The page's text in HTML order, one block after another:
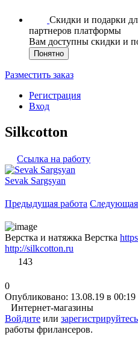
Скидки и подарки
партнеров платформы
Вам доступны скидки и
Понятно
Разместить заказ
Регистрация
Вход
Silkcotton
Ссылка на работу
Sevak Sargsyan
Предыдущая работа Следующая
Верстка и натяжка Верстка
http://silkcotton.ru
143
0
Опубликовано: 13.08.19 в 00:19
Интернет-магазины
Войдите или зарегистрируйтесь
работы фрилансеров.